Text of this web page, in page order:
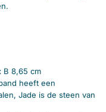
B 8,65 cm
heeft een
Jade is de steen van